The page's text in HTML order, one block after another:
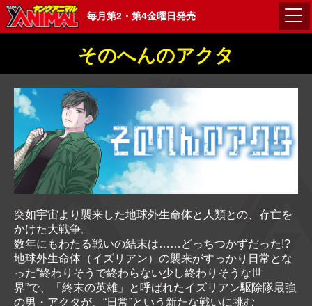
毎月第2・第4金曜日発売
そのへんのアクタ
突如宇宙より襲来した地球外生命体と人類との、存亡を
かけた大戦争。
数年にもわたる戦いの結末は……どっちつかずだった!?
地球外生命体（イズリアン）の襲来がすっかり日常とな
った“終わりそうで終わらない少し終わりそうな世
界”で、「終末の英雄」と呼ばれたイズリアン駆除隊最強
の男・アクタが、“日常”という新たな戦いに挑む